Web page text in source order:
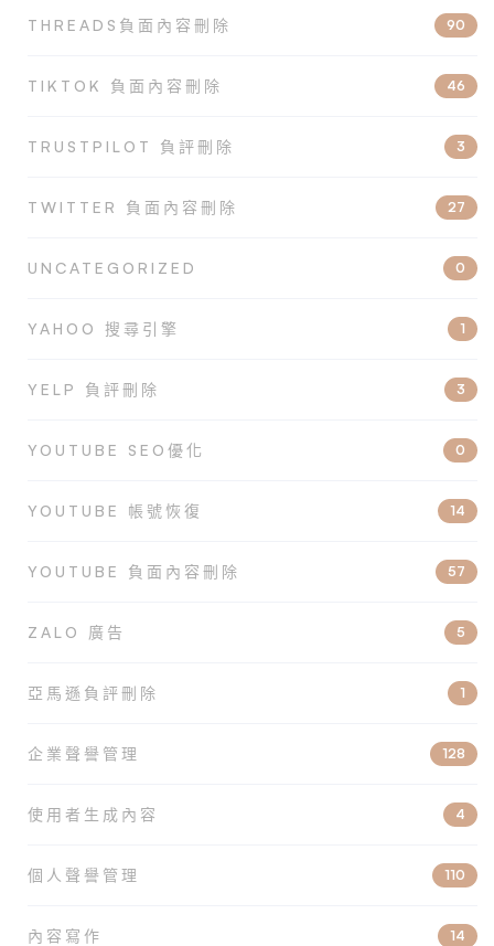
THREADS負面內容刪除 90
TIKTOK 負面內容刪除 46
TRUSTPILOT 負評刪除 3
TWITTER 負面內容刪除 27
UNCATEGORIZED 0
YAHOO 搜尋引擎 1
YELP 負評刪除 3
YOUTUBE SEO優化 0
YOUTUBE 帳號恢復 14
YOUTUBE 負面內容刪除 57
ZALO 廣告 5
亞馬遜負評刪除 1
企業聲譽管理 128
使用者生成內容 4
個人聲譽管理 110
內容寫作 14